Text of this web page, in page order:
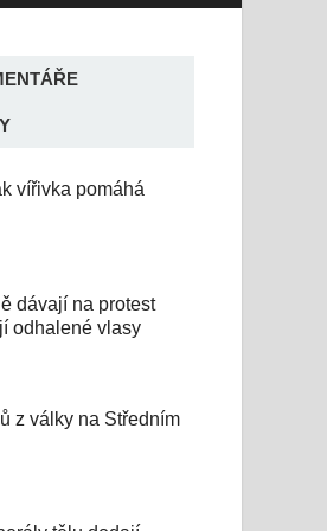
vířivka pomáhá
dávají na protest
odhalené vlasy
z války na Středním